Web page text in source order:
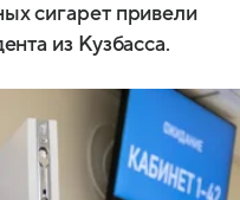
сигарет привели
из Кузбасса.